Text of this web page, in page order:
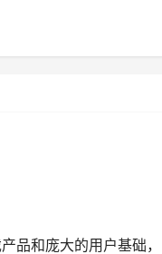
品和庞大的用户基础，